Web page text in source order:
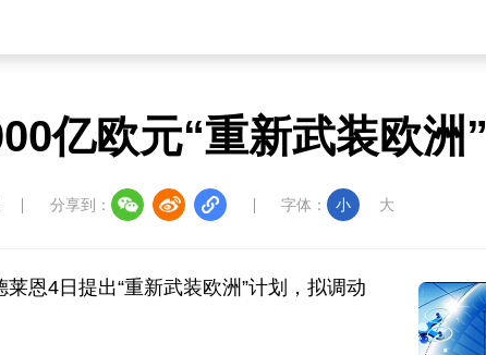
亿欧元“重新武装欧洲”
分享到： 字体： 小 大
恩4日提出“重新武装欧洲”计划，拟调动